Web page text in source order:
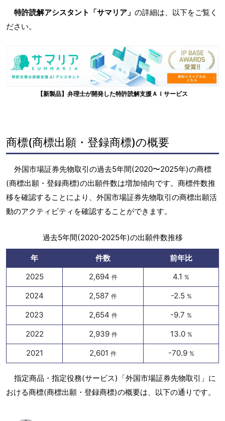
特許読解アシスタント「サマリア」 の詳細は、以下をご覧く
ださい。
【新製品】弁理士が開発した特許読解支援ＡＩサービス
商標(商標出願・登録商標)の概要
外国市場証券先物取引の過去5年間(2020〜2025年)の商標
(商標出願・登録商標)の出願件数は増加傾向です。商標件数推
移を確認することにより、外国市場証券先物取引の商標出願活
動のアクティビティを確認することができます。
過去5年間(2020-2025年)の出願件数推移
年 件数
前年比
2025
2,694 件 4.1 %
2024 2,587 件 -2.5 %
2023 2,654 件 -9.7 %
2022 2,939 件 13.0 %
2021 2,601 件 -70.9 %
指定商品・指定役務(サービス)「外国市場証券先物取引」に
おける商標(商標出願・登録商標)の概要は、以下の通りです。